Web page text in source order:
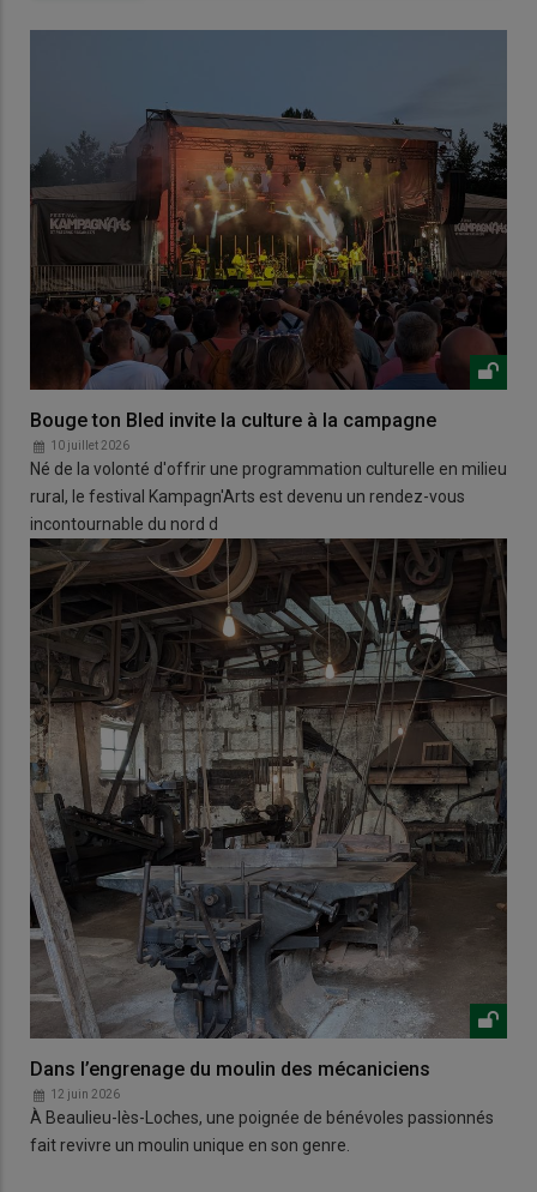
Bouge ton Bled invite la culture à la campagne
10 juillet 2026
Né de la volonté d'offrir une programmation culturelle en milieu
rural, le festival Kampagn'Arts est devenu un rendez-vous
incontournable du nord d
Dans l’engrenage du moulin des mécaniciens
12 juin 2026
À Beaulieu-lès-Loches, une poignée de bénévoles passionnés
fait revivre un moulin unique en son genre.